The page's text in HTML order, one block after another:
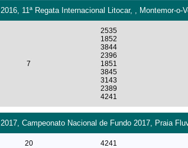
2016, 11ª Regata Internacional Litocar, , Montemor-
7
2535
1852
3844
2396
1851
3845
3143
2389
4241
2017, Campeonato Nacional de Fundo 2017, Praia
20 4241